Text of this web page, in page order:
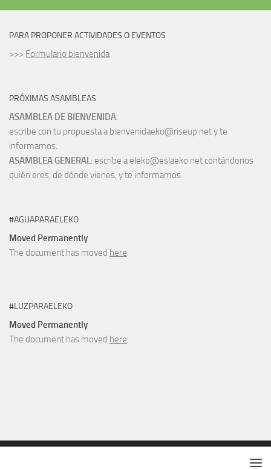
PARA PROPONER ACTIVIDADES O EVENTOS
>>> Formulario bienvenida
PRÓXIMAS ASAMBLEAS
ASAMBLEA DE BIENVENIDA:
escribe con tu propuesta a bienvenidaeko@riseup.net y te
informamos.
ASAMBLEA GENERAL: escribe a eleko@eslaeko.net contándonos
quién eres, de dónde vienes, y te informamos.
#AGUAPARAELEKO
Moved Permanently
The document has moved here.
#LUZPARAELEKO
Moved Permanently
The document has moved here.